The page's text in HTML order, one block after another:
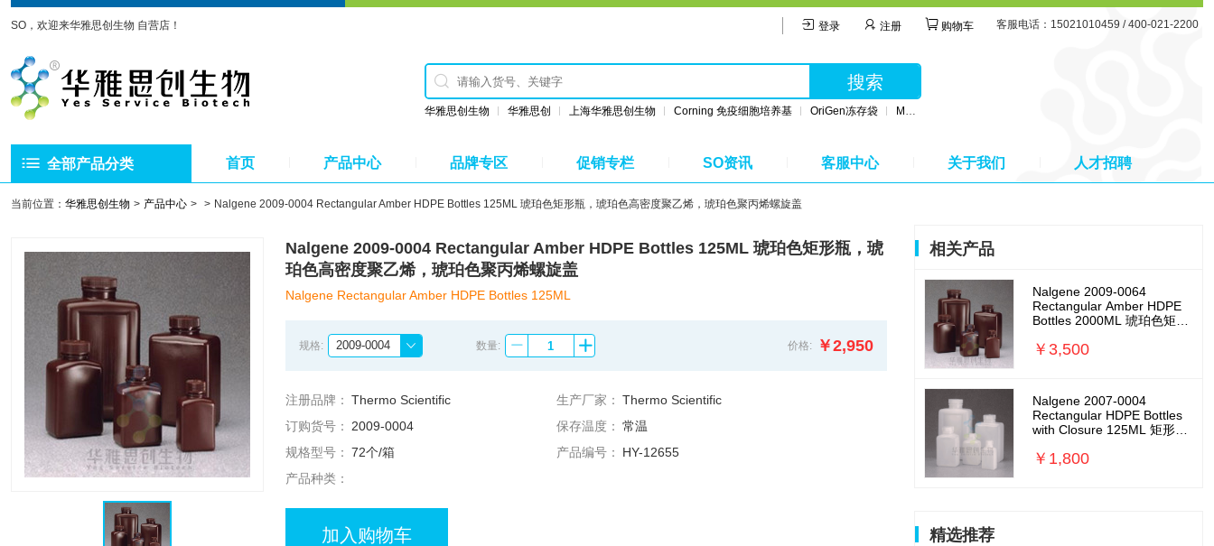
SO，欢迎来华雅思创生物 自营店！ 登录 注册 购物车 客服电话：15021010459 / 400-021-2200
搜索
华雅思创生物 华雅思创 上海华雅思创生物 Corning 免疫细胞培养基 OriGen冻存袋 MSC无血清培养基
全部产品分类 首页 产品中心 品牌专区 促销专栏 SO资讯 客服中心 关于我们 人才招聘
当前位置： 华雅思创生物 产品中心 Nalgene 2009-0004 Rectangular Amber HDPE Bottles 125ML 琥珀色矩形瓶，琥珀色高密度聚乙烯，琥珀色聚丙烯螺旋盖
Nalgene 2009-0004 Rectangular Amber HDPE Bottles 125ML 琥珀色矩形瓶，琥
珀色高密度聚乙烯，琥珀色聚丙烯螺旋盖
Nalgene Rectangular Amber HDPE Bottles 125ML
规格: 2009-0004 数量: 价格: ￥2,950
注册品牌： Thermo Scientific 生产厂家： Thermo Scientific
订购货号：
2009-0004 保存温度： 常温
规格型号： 72个/箱 产品编号：
HY-12655
产品种类：
加入购物车
相关产品
Nalgene 2009-0064
Rectangular Amber HDPE
Bottles 2000ML 琥珀色矩形
琥珀色聚丙烯螺旋盖
￥3,500
Nalgene 2007-0004
Rectangular HDPE Bottles
with Closure 125ML 矩形
螺旋盖
￥1,800
精选推荐